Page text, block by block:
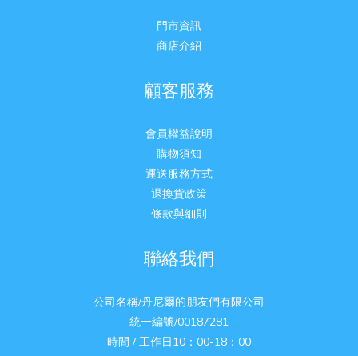
門市資訊
商店介紹
顧客服務
會員權益說明
購物須知
運送服務方式
退換貨政策
條款與細則
聯絡我們
公司名稱/丹尼爾的朋友們有限公司
統一編號/00187281
時間 / 工作日10：00-18：00